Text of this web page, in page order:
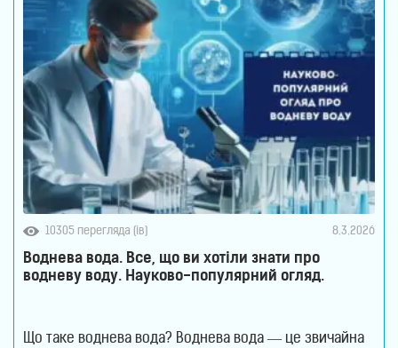
10305 перегляда (ів) 8.3.2026
Воднева вода. Все, що ви хотіли знати про
водневу воду. Науково-популярний огляд.
Що таке воднева вода? Воднева вода — це звичайна